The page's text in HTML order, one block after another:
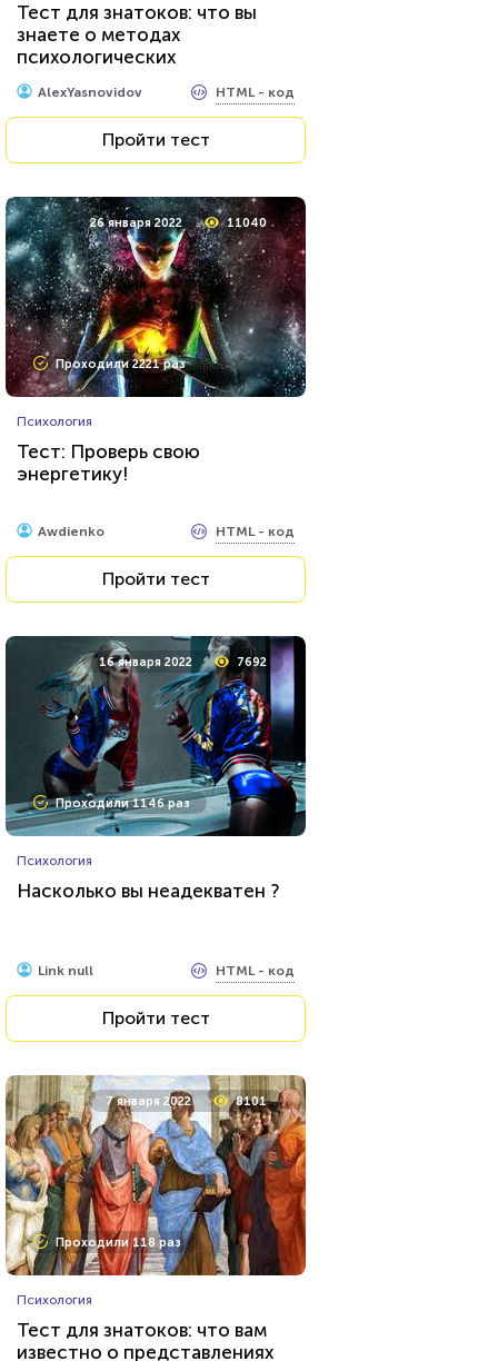
Тест для знатоков: что вы
знаете о методах
психологических
исследований?
AlexYasnovidov HTML - код
Пройти тест
26 января 2022 11040
Проходили 2221 раз
Психология
Тест: Проверь свою
энергетику!
Awdienko HTML - код
Пройти тест
16 января 2022 7692
Проходили 1146 раз
Психология
Насколько вы неадекватен ?
Link null HTML - код
Пройти тест
7 января 2022 8101
Проходили 118 раз
Психология
Тест для знатоков: что вам
известно о представлениях